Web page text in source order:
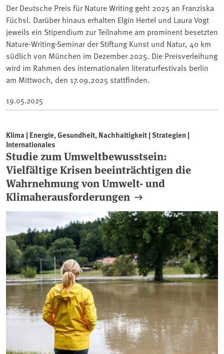
Der Deutsche Preis für Nature Writing geht 2025 an Franziska
Füchsl. Darüber hinaus erhalten Elgin Hertel und Laura Vogt
jeweils ein Stipendium zur Teilnahme am prominent besetzten
Nature-Writing-Seminar der Stiftung Kunst und Natur, 40 km
südlich von München im Dezember 2025. Die Preisverleihung
wird im Rahmen des internationalen literaturfestivals berlin
am Mittwoch, den 17.09.2025 stattfinden.
19.05.2025
Klima | Energie, Gesundheit, Nachhaltigkeit | Strategien |
Internationales
Studie zum Umweltbewusstsein:
Vielfältige Krisen beeinträchtigen die
Wahrnehmung von Umwelt- und
Klimaherausforderungen